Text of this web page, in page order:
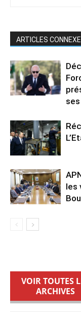
ARTICLES
les
VOIR TOUTES
ARCHIVES